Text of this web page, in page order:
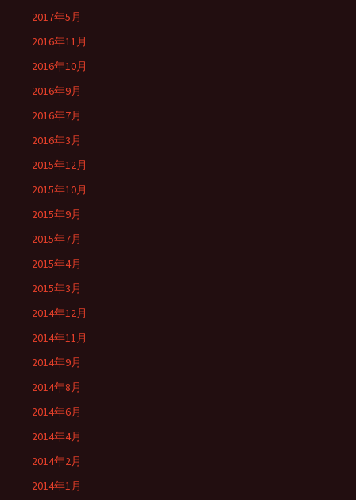
2017年5月
2016年11月
2016年10月
2016年9月
2016年7月
2016年3月
2015年12月
2015年10月
2015年9月
2015年7月
2015年4月
2015年3月
2014年12月
2014年11月
2014年9月
2014年8月
2014年6月
2014年4月
2014年2月
2014年1月